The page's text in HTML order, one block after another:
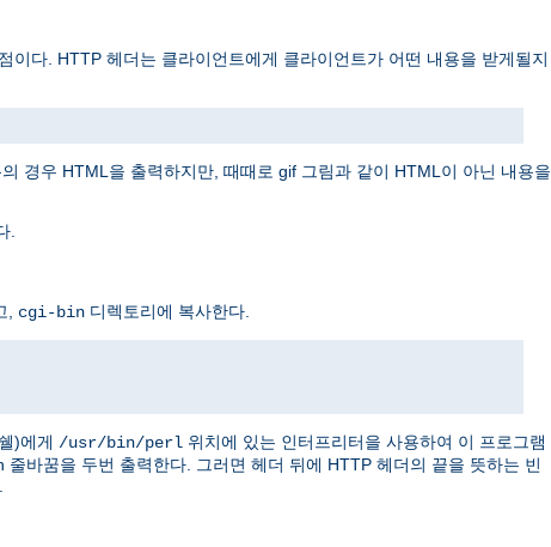
다. HTTP 헤더는 클라이언트에게 클라이언트가 어떤 내용을 받게될지
경우 HTML을 출력하지만, 때때로 gif 그림과 같이 HTML이 아닌 내용을
.
, cgi-bin 디렉토리에 복사한다.
)에게 /usr/bin/perl 위치에 있는 인터프리터을 사용하여 이 프로그램
바꿈을 두번 출력한다. 그러면 헤더 뒤에 HTTP 헤더의 끝을 뜻하는 빈